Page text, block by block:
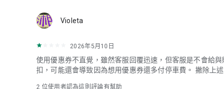
Violeta
2026年5月10日
使用優惠券不直覺，雖然客服回覆迅速，但客服是不會給
扣，可能還會導致因為想用優惠券還多付停車費。 撇除上
2 位使用者認為這則評論有幫助